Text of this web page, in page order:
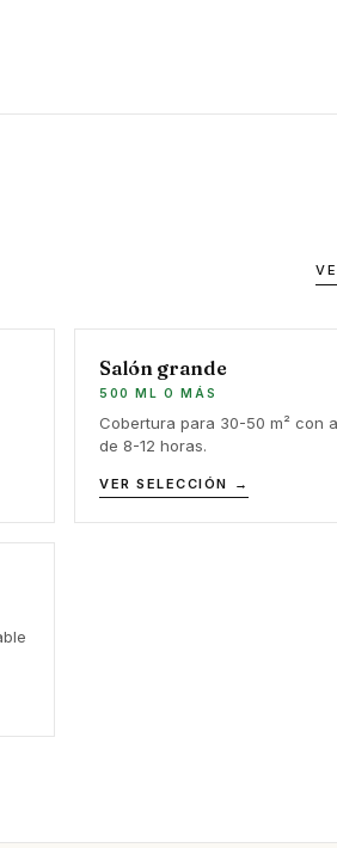
Salón grande
500 ML O MÁS
Cobertura para 30-50 m² con
de 8-12 horas.
VER SELECCIÓN →